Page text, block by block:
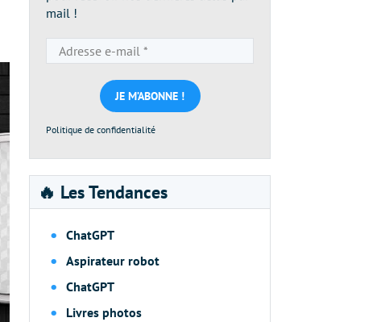
mail !
e-
mail
*
Politique de confidentialité
🔥 Les Tendances
ChatGPT
Aspirateur robot
ChatGPT
Livres photos